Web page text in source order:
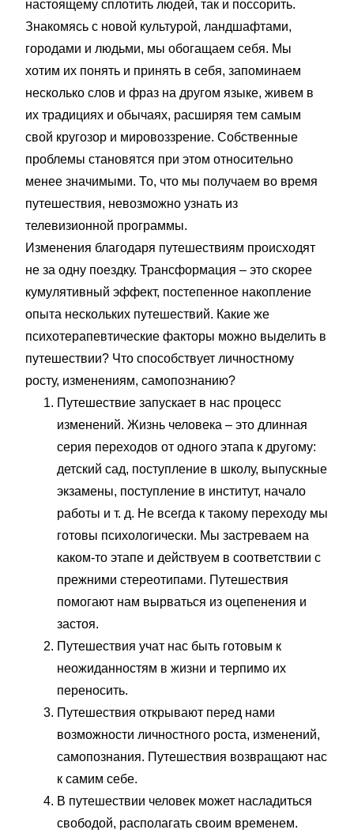
настоящему сплотить людей, так и поссорить.
Знакомясь с новой культурой, ландшафтами,
городами и людьми, мы обогащаем себя. Мы
хотим их понять и принять в себя, запоминаем
несколько слов и фраз на другом языке, живем в
их традициях и обычаях, расширяя тем самым
свой кругозор и мировоззрение. Собственные
проблемы становятся при этом относительно
менее значимыми. То, что мы получаем во время
путешествия, невозможно узнать из
телевизионной программы.
Изменения благодаря путешествиям происходят
не за одну поездку. Трансформация – это скорее
кумулятивный эффект, постепенное накопление
опыта нескольких путешествий. Какие же
психотерапевтические факторы можно выделить в
путешествии? Что способствует личностному
росту, изменениям, самопознанию?
Путешествие запускает в нас процесс
изменений. Жизнь человека – это длинная
серия переходов от одного этапа к другому:
детский сад, поступление в школу, выпускные
экзамены, поступление в институт, начало
работы и т. д. Не всегда к такому переходу мы
готовы психологически. Мы застреваем на
каком-то этапе и действуем в соответствии с
прежними стереотипами. Путешествия
помогают нам вырваться из оцепенения и
застоя.
Путешествия учат нас быть готовым к
неожиданностям в жизни и терпимо их
переносить.
Путешествия открывают перед нами
возможности личностного роста, изменений,
самопознания. Путешествия возвращают нас
к самим себе.
В путешествии человек может насладиться
свободой, располагать своим временем.